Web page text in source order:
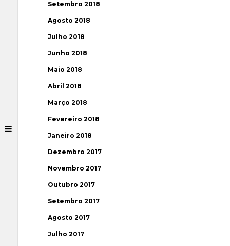
Setembro 2018
Agosto 2018
Julho 2018
Junho 2018
Maio 2018
Abril 2018
Março 2018
Fevereiro 2018
Janeiro 2018
Dezembro 2017
Novembro 2017
Outubro 2017
Setembro 2017
Agosto 2017
Julho 2017